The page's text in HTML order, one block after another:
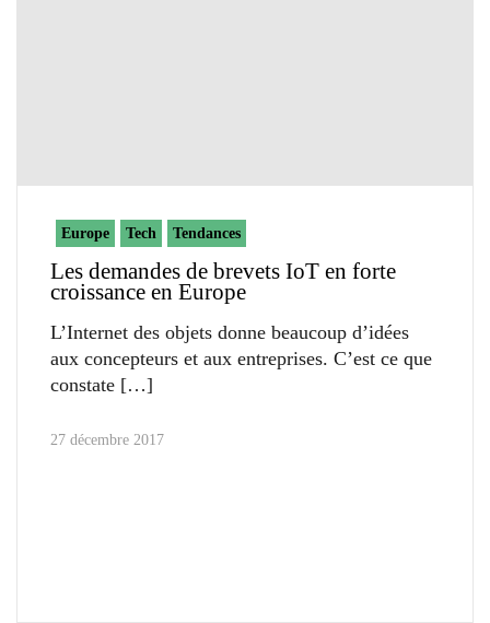
Europe Tech Tendances
Les demandes de brevets IoT en forte
croissance en Europe
L’Internet des objets donne beaucoup d’idées
aux concepteurs et aux entreprises. C’est ce que
constate
27 décembre 2017